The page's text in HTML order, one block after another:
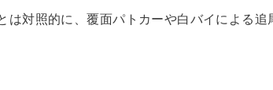
対照的に、覆面パトカーや白バイによる追